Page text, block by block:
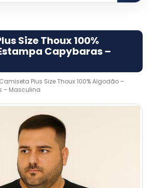
Size Thoux 100%
Capybaras –
Plus Size Thoux 100% Algodão –
– Masculina